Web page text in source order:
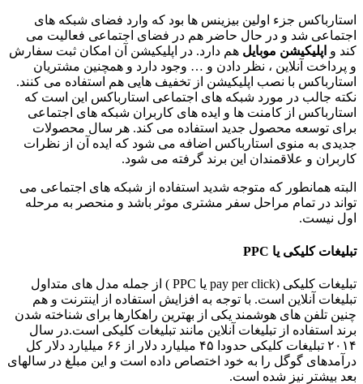
استارباکس جزء اولین بیزینس ها بود که وارد فضای شبکه های
اجتماعی شد و در حال حاضر هم در فضای اجتماعی فعالیت می
کند و اپلیکیشن موبایل هم دارد. در اپلیکیشن آن امکان ثبت سفارش
و پرداخت آنلاین ، نظر دادن و … وجود دارد و همچنین مشتریان
استارباکس با نصب اپلیکیشن از تخفیف هایی هم استفاده می کنند.
نکته جالب در مورد شبکه های اجتماعی استارباکس این است که
استارباکس از کامنت ها و ایده های کاربران شبکه های اجتماعی
برای توسعه محصول جدید استفاده می کند. هر سال محصولات
جدیدی به منوی استارباکس اضافه می شود که ایده آن از نظرات
کاربران و علاقمندان این برند گرفته می شود.
البته همانطور که متوجه شدید استفاده از شبکه های اجتماعی می
تواند در تمام مراحل سفر مشتری موثر باشد و منحصر به مرحله
اول نیست.
تبلیغات کلیکی یا PPC
تبلیغات کلیکی (pay per click یا PPC ) از جمله مدل های متداول
تبلیغات آنلاین است. با توجه به افزایش استفاده از اینترنت و هم
چنین تلفن های هوشمند یکی از بهترین راهکارها برای شناخته شدن
برند استفاده از تبلیغات آنلاین مانند تبلیغات کلیکی است.در سال
۲۰۱۴ تبلیغات کلیکی حدودا ۴۵ میلیارد دلار از ۶۶ میلیارد دلار کل
درآمدهای گوگل را به خود اختصاص داده است و این مبلغ در سالهای
بعد بیشتر نیز شده است.